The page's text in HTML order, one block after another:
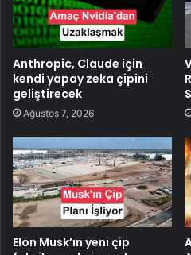
Anthropic, Claude için
kendi yapay zeka çipini
geliştirecek
Ağustos 7, 2026
Elon Musk’ın yeni çip